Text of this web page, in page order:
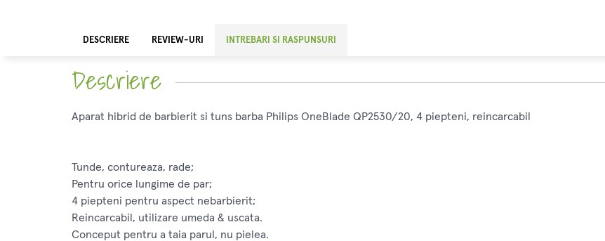
DESCRIERE REVIEW-URI INTREBARI SI RASPUNSURI
Descriere
Aparat hibrid de barbierit si tuns barba Philips OneBlade QP2530/20, 4 piepteni, reincarcabil
Tunde, contureaza, rade;
Pentru orice lungime de par;
4 piepteni pentru aspect nebarbierit;
Reincarcabil, utilizare umeda & uscata.
Conceput pentru a taia parul, nu pielea.